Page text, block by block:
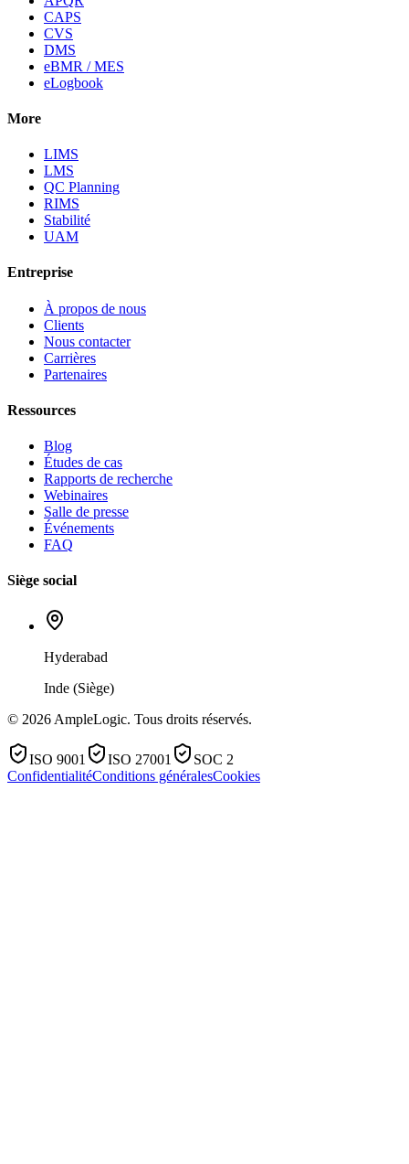
CAPS
CVS
DMS
eBMR / MES
eLogbook
More
LIMS
LMS
QC Planning
RIMS
Stabilité
UAM
Entreprise
À propos de nous
Clients
Nous contacter
Carrières
Partenaires
Ressources
Blog
Études de cas
Rapports de recherche
Webinaires
Salle de presse
Événements
FAQ
Siège social
Hyderabad
Inde (Siège)
© 2026 AmpleLogic. Tous droits réservés.
ISO 9001 ISO 27001
SOC 2
ConfidentialitéConditions généralesCookies